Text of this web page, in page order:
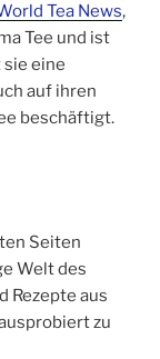
Tea News,
Tee und ist
eine
auf ihren
beschäftigt.
Seiten
Welt des
Rezepte aus
zu